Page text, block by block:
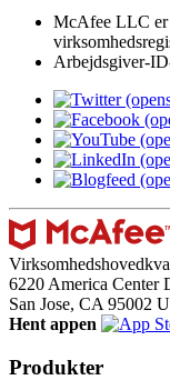
McAfee LLC er
Arbejdsgiver-
6220 America Center
San Jose, CA 95002
Hent appen
Produkter